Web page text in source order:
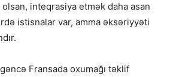
olsan, inteqrasiya etmək daha asan
istisnalar var, amma əksəriyyəti
Fransada oxumağı təklif